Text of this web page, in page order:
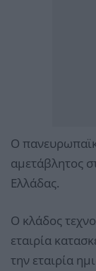
Ο
αμετάβλητος
Ελλάδας.
Ο κλάδος
εταιρία
την εταιρία